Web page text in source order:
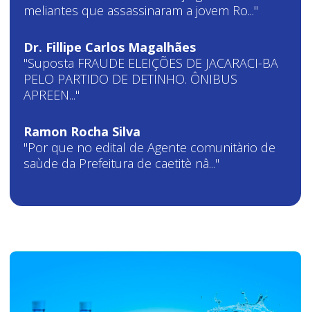
meliantes que assassinaram a jovem Ro..."
Dr. Fillipe Carlos Magalhães
"Suposta FRAUDE ELEIÇÕES DE JACARACI-BA
PELO PARTIDO DE DETINHO. ÔNIBUS
APREEN..."
Ramon Rocha Silva
"Por que no edital de Agente comunitàrio de
saùde da Prefeitura de caetitè nâ..."